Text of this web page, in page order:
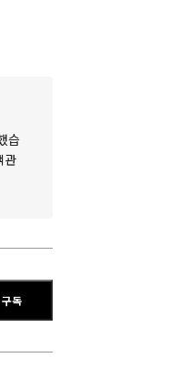
습
관
구독